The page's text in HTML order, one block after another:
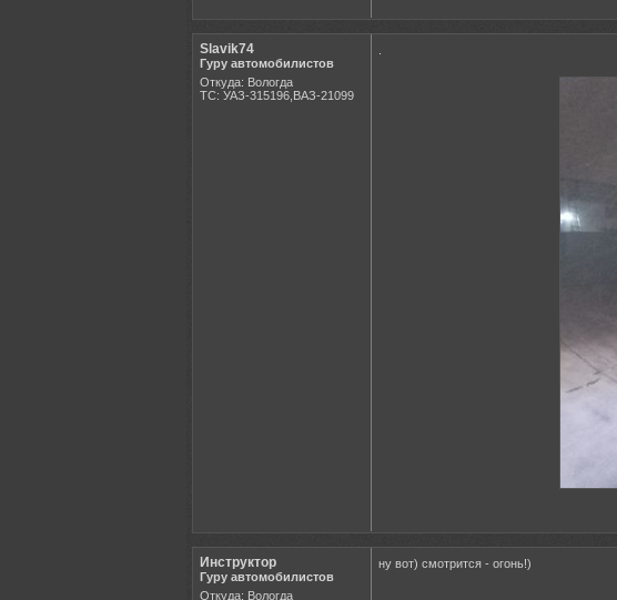
Slavik74
Гуру автомобилистов
Откуда: Вологда
ТС: УАЗ-315196,ВАЗ-21099
Инструктор
Гуру автомобилистов
Откуда: Вологда
ну вот) смотрится - огонь!)